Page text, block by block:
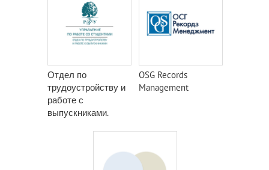
Отдел по
трудоустройству и
работе с
выпускниками.
OSG Records
Management